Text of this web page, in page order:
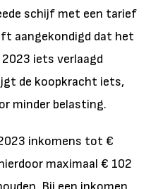
schijf met een tarief
aangekondigd dat het
iets verlaagd
de koopkracht iets,
minder belasting.
inkomens tot €
maximaal € 102